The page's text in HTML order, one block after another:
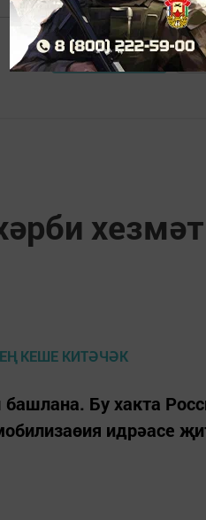
Авторизоваться
Бу хакта
идрәасе